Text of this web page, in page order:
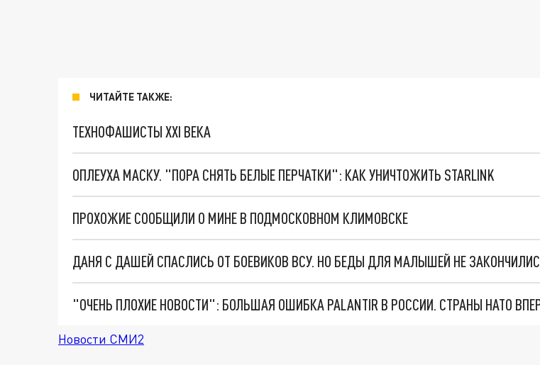
ЧИТАЙТЕ ТАКЖЕ:
ТЕХНОФАШИСТЫ XXI ВЕКА
ОПЛЕУХА МАСКУ. "ПОРА СНЯТЬ БЕЛЫЕ ПЕРЧАТКИ": КАК УНИЧТОЖИТЬ STARLINK
ПРОХОЖИЕ СООБЩИЛИ О МИНЕ В ПОДМОСКОВНОМ КЛИМОВСКЕ
ДАНЯ С ДАШЕЙ СПАСЛИСЬ ОТ БОЕВИКОВ ВСУ. НО БЕДЫ ДЛЯ МАЛЫШЕЙ НЕ
Новости СМИ2